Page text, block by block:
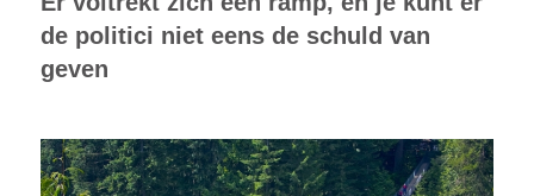
de politici niet eens de schuld van
geven